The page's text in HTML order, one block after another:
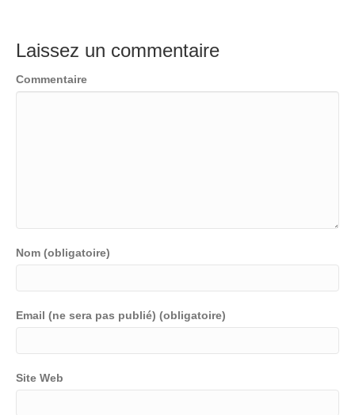
Laissez un commentaire
Commentaire
Nom (obligatoire)
Email (ne sera pas publié) (obligatoire)
Site Web